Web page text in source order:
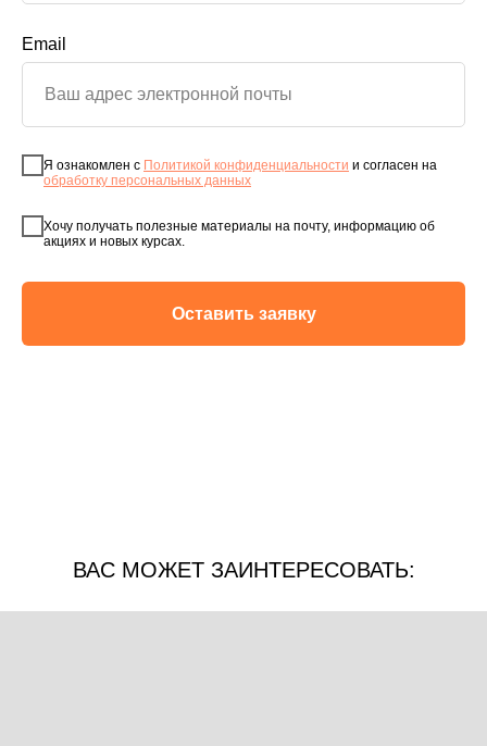
Email
Я ознакомлен с Политикой конфиденциальности и согласен на
обработку персональных данных
Хочу получать полезные материалы на почту, информацию об
акциях и новых курсах.
Оставить заявку
ВАС МОЖЕТ ЗАИНТЕРЕСОВАТЬ: